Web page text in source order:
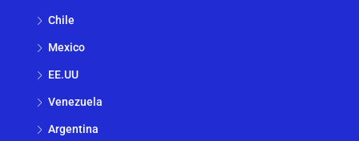
Chile
Mexico
EE.UU
Venezuela
Argentina